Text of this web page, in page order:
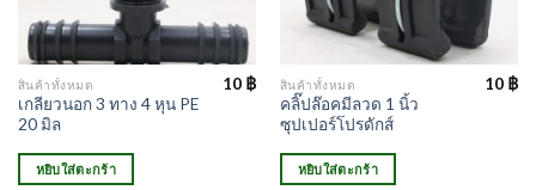
สินค้าทั้งหมด
เกลียวนอก 3 ทาง 4 หุน PE
20 มิล
10 ฿
หยิบใส่ตะกร้า
สินค้าทั้งหมด
คลิ๊ปล๊อคมีลวด 1 นิ้ว
ซุปเปอร์โปรดักส์
10 ฿
หยิบใส่ตะกร้า